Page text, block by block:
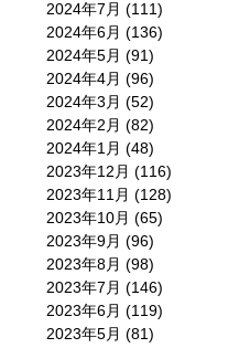
2024年7月 (111)
2024年6月 (136)
2024年5月 (91)
2024年4月 (96)
2024年3月 (52)
2024年2月 (82)
2024年1月 (48)
2023年12月 (116)
2023年11月 (128)
2023年10月 (65)
2023年9月 (96)
2023年8月 (98)
2023年7月 (146)
2023年6月 (119)
2023年5月 (81)